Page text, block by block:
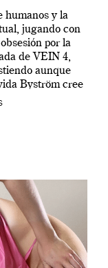
humanos y la
jugando con
por la
de VEIN 4,
aunque
Byström cree
[…]